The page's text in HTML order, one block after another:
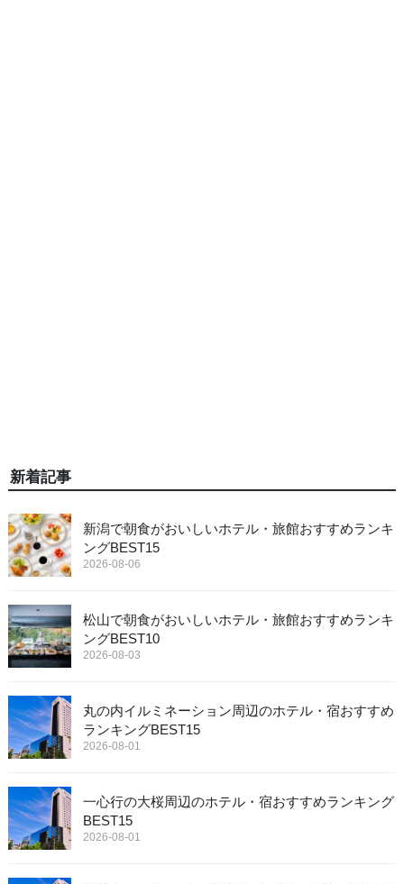
新着記事
新潟で朝食がおいしいホテル・旅館おすすめランキ
ングBEST15
2026-08-06
松山で朝食がおいしいホテル・旅館おすすめランキ
ングBEST10
2026-08-03
丸の内イルミネーション周辺のホテル・宿おすすめ
ランキングBEST15
2026-08-01
一心行の大桜周辺のホテル・宿おすすめランキング
BEST15
2026-08-01